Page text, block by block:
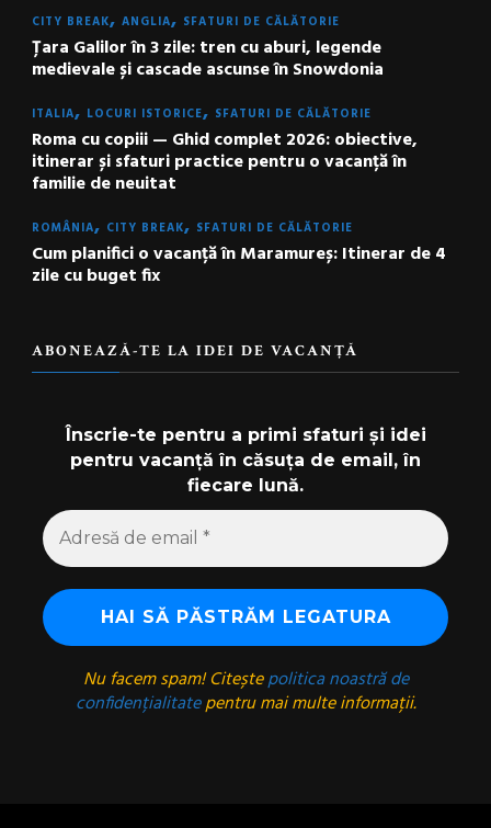
CITY BREAK ANGLIA SFATURI DE CĂLĂTORIE
Țara Galilor în 3 zile: tren cu aburi, legende
medievale și cascade ascunse în Snowdonia
ITALIA LOCURI ISTORICE SFATURI DE CĂLĂTORIE
Roma cu copiii — Ghid complet 2026: obiective,
itinerar și sfaturi practice pentru o vacanță în
familie de neuitat
ROMÂNIA CITY BREAK SFATURI DE CĂLĂTORIE
Cum planifici o vacanță în Maramureș: Itinerar de 4
zile cu buget fix
ABONEAZĂ-TE LA IDEI DE VACANȚĂ
Înscrie-te pentru a primi sfaturi și idei
pentru vacanță în căsuța de email, în
fiecare lună.
Nu facem spam! Citeștepolitica noastră de
confidențialitatepentru mai multe informații.